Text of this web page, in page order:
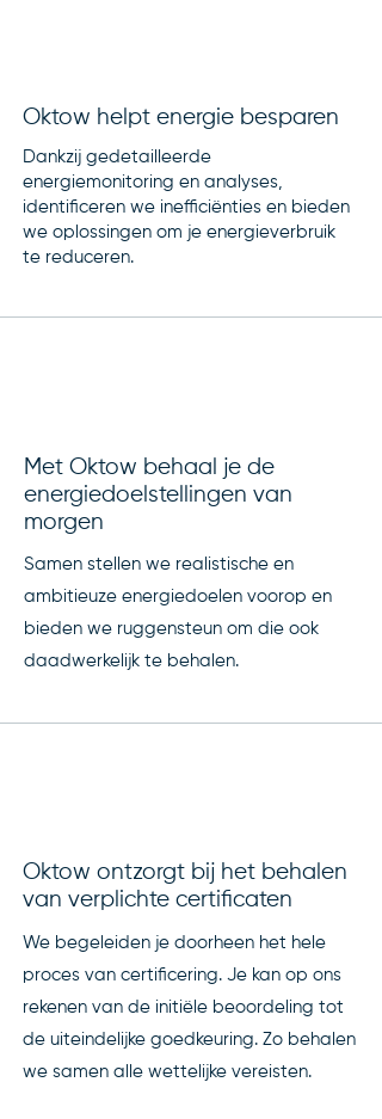
Oktow helpt energie besparen
Dankzij gedetailleerde
energiemonitoring en analyses,
identificeren we inefficiënties en bieden
we oplossingen om je energieverbruik
te reduceren.
Met Oktow behaal je de
energiedoelstellingen van
morgen
Samen stellen we realistische en
ambitieuze energiedoelen voorop en
bieden we ruggensteun om die ook
daadwerkelijk te behalen.
Oktow ontzorgt bij het behalen
van verplichte certificaten
We begeleiden je doorheen het hele
proces van certificering. Je kan op ons
rekenen van de initiële beoordeling tot
de uiteindelijke goedkeuring. Zo behalen
we samen alle wettelijke vereisten.